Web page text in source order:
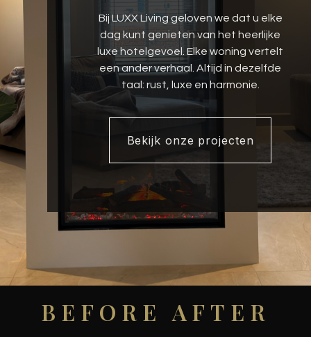
Bij LUXX Living geloven we dat u elke
dag kunt genieten van het heerlijke
luxe hotelgevoel. Elke woning vertelt
een ander verhaal. Altijd in dezelfde
taal: rust, luxe en harmonie.
Bekijk onze projecten
BEFORE AFTER